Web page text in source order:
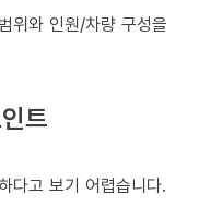
위와 인원/차량 구성을
트
다고 보기 어렵습니다.